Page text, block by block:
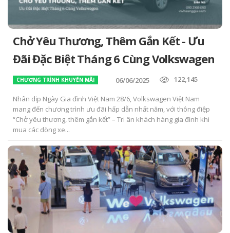
Chở Yêu Thương, Thêm Gắn Kết - Ưu
Đãi Đặc Biệt Tháng 6 Cùng Volkswagen
CHƯƠNG TRÌNH KHUYẾN MÃI 06/06/2025 122,145
Nhân dịp Ngày Gia đình Việt Nam 28/6, Volkswagen Việt Nam
mang đến chương trình ưu đãi hấp dẫn nhất năm, với thông điệp
“Chở yêu thương, thêm gắn kết” – Tri ân khách hàng gia đình khi
mua các dòng xe...